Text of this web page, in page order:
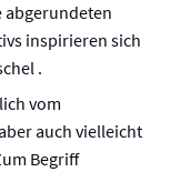
abgerundeten
inspirieren sich
.
vom
auch vielleicht
Begriff